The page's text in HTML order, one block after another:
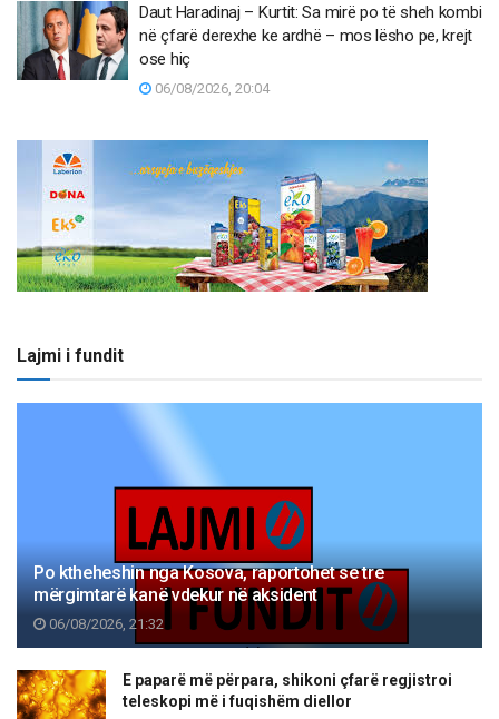
Daut Haradinaj – Kurtit: Sa mirë po të sheh kombi
në çfarë derexhe ke ardhë – mos lësho pe, krejt
ose hiç
06/08/2026, 20:04
Lajmi i fundit
Po ktheheshin nga Kosova, raportohet se tre
mërgimtarë kanë vdekur në aksident
06/08/2026, 21:32
E paparë më përpara, shikoni çfarë regjistroi
teleskopi më i fuqishëm diellor